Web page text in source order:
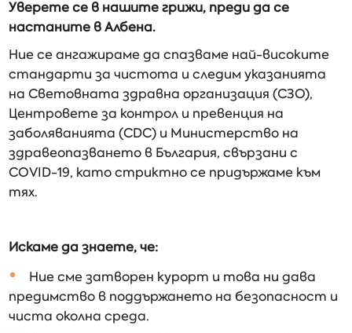
Уверете се в нашите грижи, преди да се
настаните в Албена.
Ние се ангажираме да спазваме най-високите
стандарти за чистота и следим указанията
на Световната здравна организация (СЗО),
Центровете за контрол и превенция на
заболяванията (CDC) и Министерство на
здравеопазването в България, свързани с
COVID-19, като стриктно се придържаме към
тях.
Искаме да знаете, че:
Ние сме затворен курорт и това ни дава
предимство в поддържането на безопасност и
чиста околна среда.